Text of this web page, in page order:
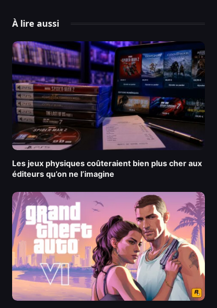
À lire aussi
Les jeux physiques coûteraient bien plus cher aux
éditeurs qu’on ne l’imagine